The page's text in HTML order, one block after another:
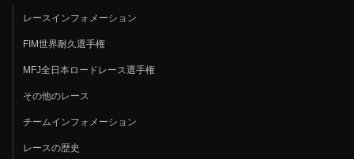
レースインフォメーション
FIM世界耐久選手権
MFJ全日本ロードレース選手権
その他のレース
チームインフォメーション
レースの歴史